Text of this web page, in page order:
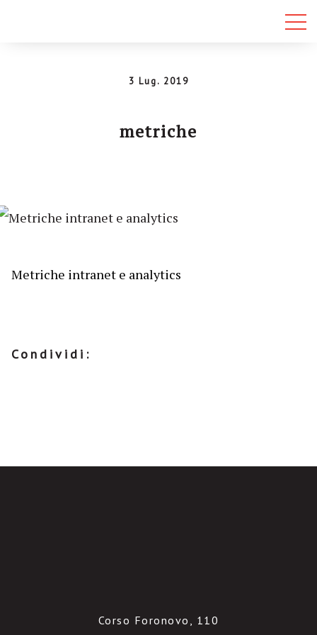
3 Lug. 2019
metriche
Metriche intranet e analytics
Condividi:
Corso Foronovo, 110